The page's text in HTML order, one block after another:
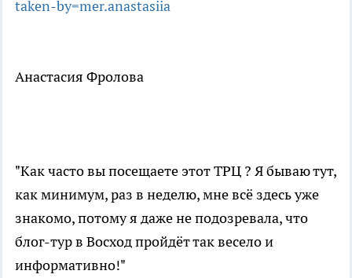
taken-by=mer.anastasiia
Анастасия Фролова
"Как часто вы посещаете этот ТРЦ ? Я бываю тут,
как минимум, раз в неделю, мне всё здесь уже
знакомо, потому я даже не подозревала, что
блог-тур в Восход пройдёт так весело и
информативно!"